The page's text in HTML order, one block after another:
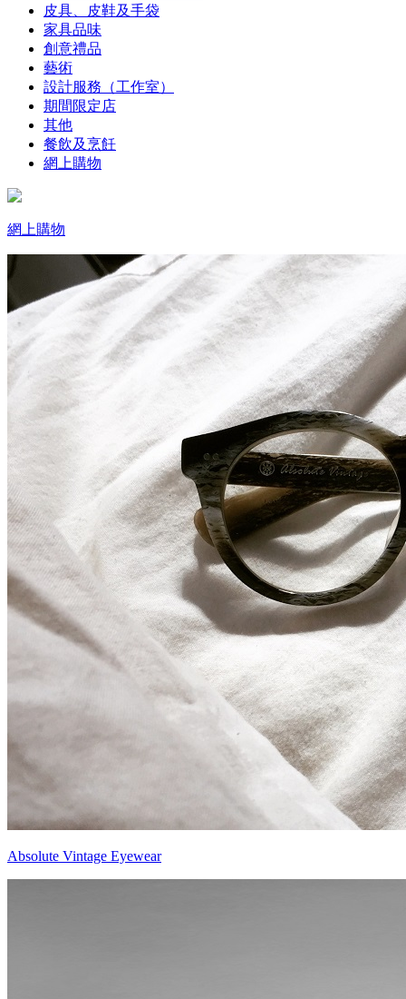
皮具、皮鞋及手袋
家具品味
創意禮品
藝術
設計服務（工作室）
期間限定店
其他
餐飲及烹飪
網上購物
網上購物
Absolute Vintage Eyewear